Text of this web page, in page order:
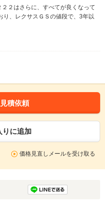
２はさらに、すべてが良くなって
り、レクサスＧＳの値段で、3年以
積依頼
りに追加
価格見直しメールを受け取る